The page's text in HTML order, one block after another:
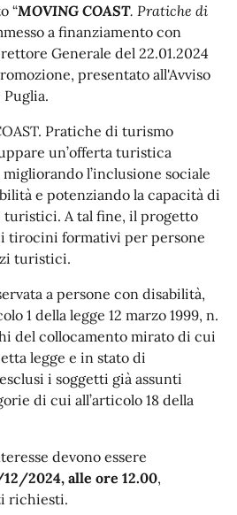
“MOVING COAST. Pratiche di
a finanziamento con
Generale del 22.01.2024
presentato all'Avviso
Puglia.
Pratiche di turismo
un’offerta turistica
l’inclusione sociale
e potenziando la capacità di
turistici. A tal fine, il progetto
tirocini formativi per persone
turistici.
a persone con disabilità,
1 della legge 12 marzo 1999, n.
del collocamento mirato di cui
legge e in stato di
i soggetti già assunti
di cui all’articolo 18 della
devono essere
2024, alle ore 12.00,
richiesti.